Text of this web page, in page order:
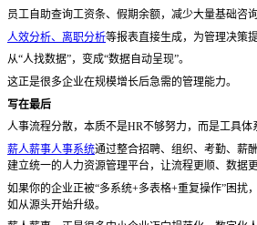
员工自助查询工资条、假期余额，减少大量基础咨询
人效分析、离职分析等报表直接生成，为管理决策
从“人找数据”，变成“数据自动呈现”。
这正是很多企业在规模增长后急需的管理能力。
写在最后
人事流程分散，本质不是HR不够努力，而是工具体
薪人薪事人事系统通过整合招聘、组织、考勤、薪
建立统一的人力资源管理平台，让流程更顺、数据
如果你的企业正被“多系统+多表格+重复操作”困扰
如从源头开始升级。